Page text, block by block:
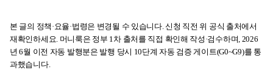
본 글의 정책·요율·법령은 변경될 수 있습니다. 신청 직전 위 공식 출처에서
재확인하세요. 머니룩은 정부 1차 출처를 직접 확인해 작성·검수하며, 2026
년 6월 이전 자동 발행분은 발행 당시 10단계 자동 검증 게이트(G0~G9)를 통
과했습니다.